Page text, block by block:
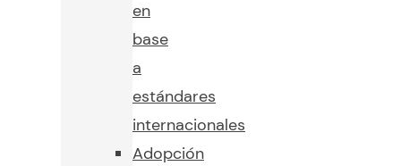
en
base
a
estándares
internacionales
Adopción